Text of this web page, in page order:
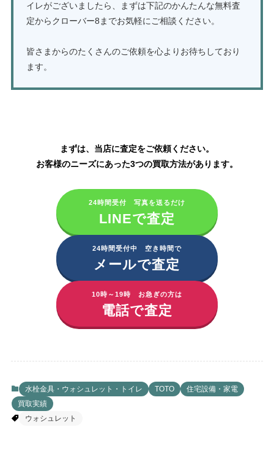
イレがございましたら、まずは下記のかんたんな無料査
定からクローバー8までお気軽にご相談ください。
皆さまからのたくさんのご依頼を心よりお待ちしており
ます。
まずは、当店に査定をご依頼ください。
お客様のニーズにあった3つの買取方法があります。
24時間受付 写真を送るだけ
LINEで査定
24時間受付中 空き時間で
メールで査定
10時～19時 お急ぎの方は
電話で査定
水栓金具・ウォシュレット・トイレ TOTO
住宅設備・家電
買取実績
ウォシュレット